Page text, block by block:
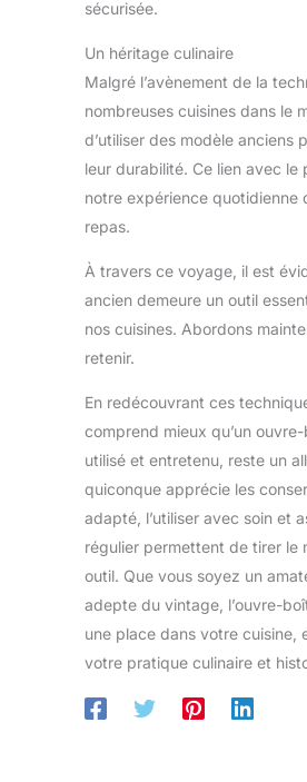
sécurisée.
Un héritage culinaire
Malgré l’avènement de la
nombreuses cuisines dans le
d’utiliser des modèle anciens
leur durabilité. Ce lien avec le
notre expérience quotidienne
repas.
À travers ce voyage, il est
ancien demeure un outil
nos cuisines. Abordons
retenir.
En redécouvrant ces
comprend mieux qu’un
utilisé et entretenu, reste un
quiconque apprécie les
adapté, l’utiliser avec soin et
régulier permettent de tirer le
outil. Que vous soyez un
adepte du vintage, l’ouvre-
une place dans votre cuisine,
votre pratique culinaire et